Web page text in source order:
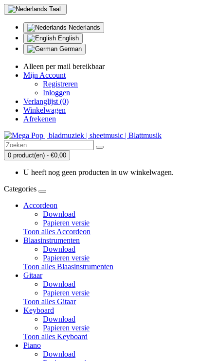
Taal
Nederlands
English
German
Alleen per mail bereikbaar
Mijn Account
Registreren
Inloggen
Verlanglijst (0)
Winkelwagen
Afrekenen
0 product(en) - €0,00
U heeft nog geen producten in uw winkelwagen.
Categories
Accordeon
Download
Papieren versie
Toon alles Accordeon
Blaasinstrumenten
Download
Papieren versie
Toon alles Blaasinstrumenten
Gitaar
Download
Papieren versie
Toon alles Gitaar
Keyboard
Download
Papieren versie
Toon alles Keyboard
Piano
Download